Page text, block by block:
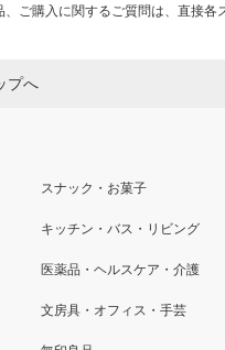
ご購入に関するご質問は、直接各
プへ
スナック・お菓子
キッチン・バス・リビング
医薬品・ヘルスケア・介護
文房具・オフィス・手芸